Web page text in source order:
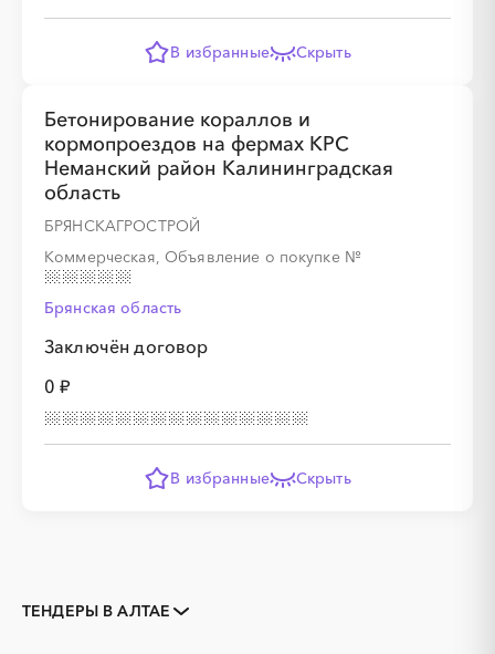
В избранные Скрыть
Бетонирование кораллов и
кормопроездов на фермах КРС
Неманский район Калининградская
область
БРЯНСКАГРОСТРОЙ
Коммерческая, Объявление о покупке №
Брянская область
Заключён договор
0 ₽
В избранные Скрыть
ТЕНДЕРЫ В АЛТАЕ